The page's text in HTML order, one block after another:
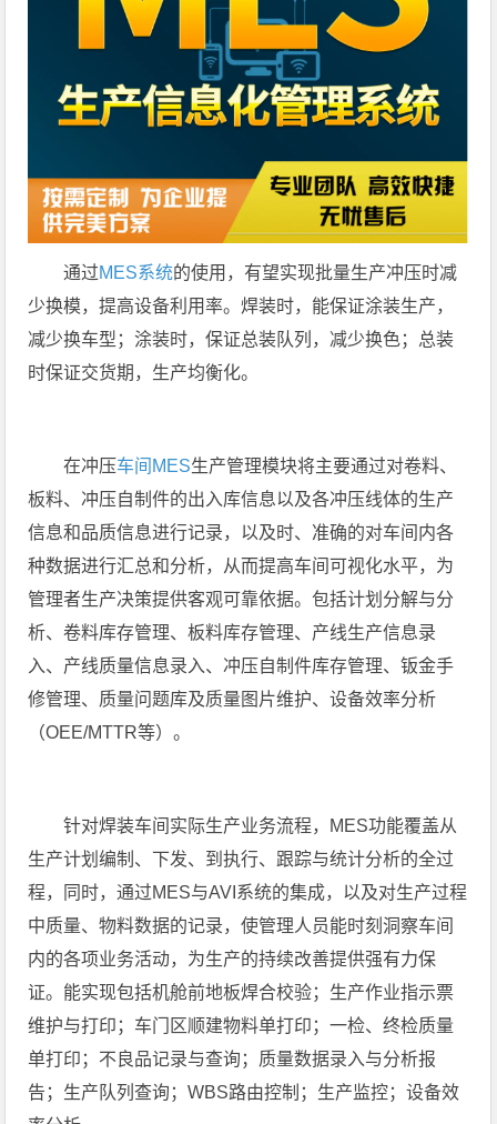
通过MES系统的使用，有望实现批量生产冲压时减
少换模，提高设备利用率。焊装时，能保证涂装生产，
减少换车型；涂装时，保证总装队列，减少换色；总装
时保证交货期，生产均衡化。
在冲压车间MES生产管理模块将主要通过对卷料、
板料、冲压自制件的出入库信息以及各冲压线体的生产
信息和品质信息进行记录，以及时、准确的对车间内各
种数据进行汇总和分析，从而提高车间可视化水平，为
管理者生产决策提供客观可靠依据。包括计划分解与分
析、卷料库存管理、板料库存管理、产线生产信息录
入、产线质量信息录入、冲压自制件库存管理、钣金手
修管理、质量问题库及质量图片维护、设备效率分析
（OEE/MTTR等）。
针对焊装车间实际生产业务流程，MES功能覆盖从
生产计划编制、下发、到执行、跟踪与统计分析的全过
程，同时，通过MES与AVI系统的集成，以及对生产过程
中质量、物料数据的记录，使管理人员能时刻洞察车间
内的各项业务活动，为生产的持续改善提供强有力保
证。能实现包括机舱前地板焊合校验；生产作业指示票
维护与打印；车门区顺建物料单打印；一检、终检质量
单打印；不良品记录与查询；质量数据录入与分析报
告；生产队列查询；WBS路由控制；生产监控；设备效